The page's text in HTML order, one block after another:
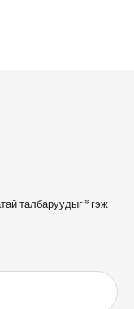
талбаруудыг*гэж